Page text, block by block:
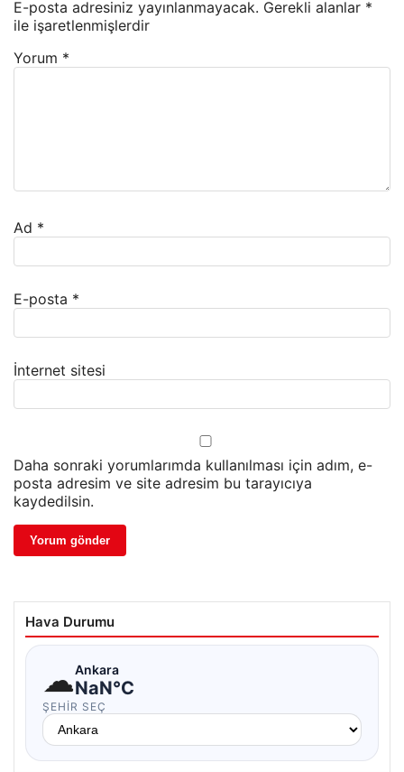
E-posta adresiniz yayınlanmayacak. Gerekli alanlar *
ile işaretlenmişlerdir
Yorum *
Ad *
E-posta *
İnternet sitesi
Daha sonraki yorumlarımda kullanılması için adım, e-
posta adresim ve site adresim bu tarayıcıya
kaydedilsin.
Hava Durumu
☁Ankara
NaN°C
ŞEHIR SEÇ